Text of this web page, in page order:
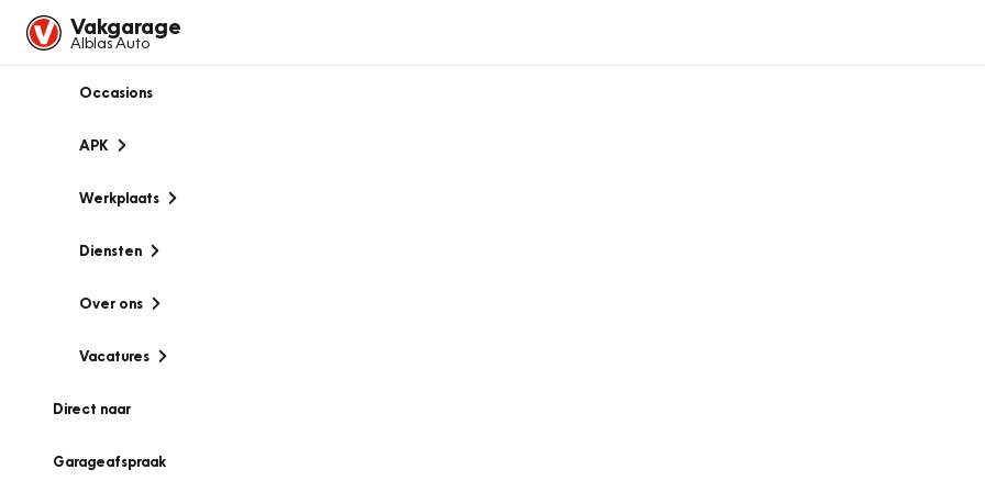
Vakgarage
Alblas Auto
Occasions
APK
Werkplaats
Diensten
Over ons
Vacatures
Direct naar
Garageafspraak